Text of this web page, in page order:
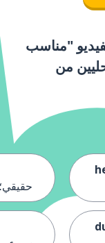
"مناسب
من